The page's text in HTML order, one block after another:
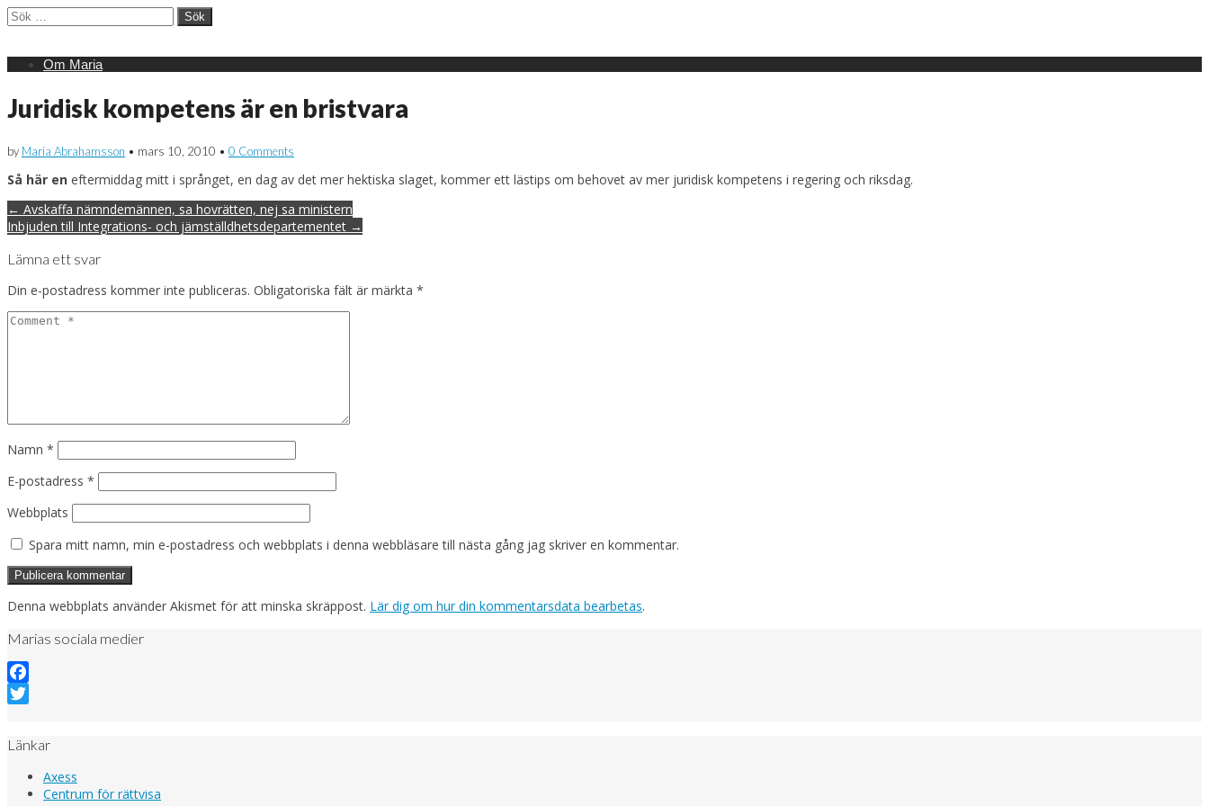
Sök
efter:
Main
Skip
Om Maria
Juridisk kompetens är en bristvara
by Maria Abrahamsson • mars 10, 2010 • 0 Comments
Så här en eftermiddag mitt i språnget, en dag av det mer hektiska slaget, kommer ett lästips om behovet av mer juridisk kompetens i regering och riksdag.
Post
navigation
← Avskaffa nämndemännen, sa hovrätten, nej sa ministern
Inbjuden till Integrations- och jämställdhetsdepartementet →
Lämna ett svar
Din e-postadress kommer inte publiceras. Obligatoriska fält är märkta *
Namn *
E-postadress *
Webbplats
Spara mitt namn, min e-postadress och webbplats i denna webbläsare till nästa gång jag skriver en kommentar.
Denna webbplats använder Akismet för att minska skräppost. Lär dig om hur din kommentarsdata bearbetas.
Marias sociala medier
Facebook
Länkar
Axess
Centrum för rättvisa